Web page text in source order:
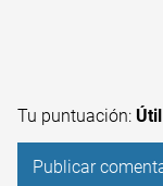
Tu puntuación: Útil